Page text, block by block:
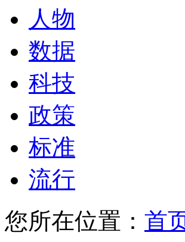
人物
数据
科技
政策
标准
流行
您所在位置： 首